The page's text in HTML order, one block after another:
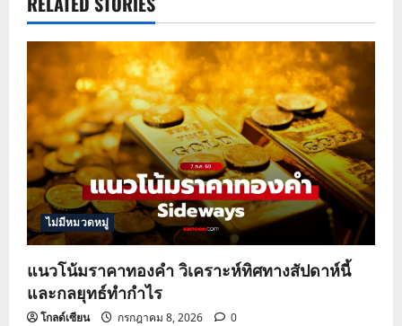
i
g
a
t
i
o
n
ไม่มีหมวดหมู่
แนวโน้มราคาทองคำ วิเคราะห์ทิศทางสัปดาห์นี้
และกลยุทธ์ทำกำไร
โกลด์เซียน กรกฎาคม 8, 2026 0